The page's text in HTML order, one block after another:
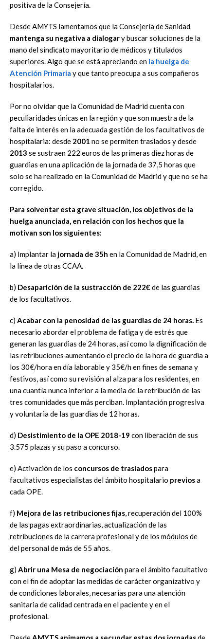
positiva de la Consejería.
Desde AMYTS lamentamos que la Consejería de Sanidad
mantenga su negativa a dialogary buscar soluciones de la
mano del sindicato mayoritario de médicos y titulados
superiores. Algo que se está apreciando en la huelga de
Atención Primaria y que tanto preocupa a sus compañeros
hospitalarios.
Por no olvidar que la Comunidad de Madrid cuenta con
peculiaridades únicas en la región y que son muestra de la
falta de interés en la adecuada gestión de los facultativos de
hospitalaria: desde 2001 no se permiten traslados y desde
2013 se sustraen 222 euros de las primeras diez horas de
guardias en una aplicación de la jornada de 37,5 horas que
solo se ha realizado en la Comunidad de Madrid y que no se ha
corregido.
Para solventar esta grave situación, los objetivos de la
huelga anunciada, en relación con los hechos que la
motivan son los siguientes:
a) Implantar la jornada de 35h en la Comunidad de Madrid, en
la línea de otras CCAA.
b) Desaparición de la sustracción de 222€ de las guardias
de los facultativos.
c) Acabar con la penosidad de las guardias de 24 horas. Es
necesario abordar el problema de fatiga y de estrés que
generan las guardias de 24 horas, así como la dignificación de
las retribuciones aumentando el precio de la hora de guardia a
los 30€/hora en día laborable y 35€/h en fines de semana y
festivos, así como su revisión al alza para los residentes, en
una cuantía nunca inferior a la media de la retribución de las
tres comunidades que más perciban. Implantación progresiva
y voluntaria de las guardias de 12 horas.
d) Desistimiento de la OPE 2018-19 con liberación de sus
3.575 plazas y su paso a concurso.
e) Activación de los concursos de trasladospara
facultativos especialistas del ámbito hospitalario previosa
cada OPE.
f) Mejora de las retribuciones fijas, recuperación del 100%
de las pagas extraordinarias, actualización de las
retribuciones de la carrera profesional y de los módulos de
del personal de más de 55 años.
g) Abrir una Mesa de negociación para el ámbito facultativo
con el fin de adoptar las medidas de carácter organizativo y
de condiciones laborales, necesarias para una atención
sanitaria de calidad centrada en el paciente y en el
profesional.